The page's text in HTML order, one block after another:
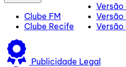
Clube FM
Clube Recife
Versão
Versão
Publicidade Legal